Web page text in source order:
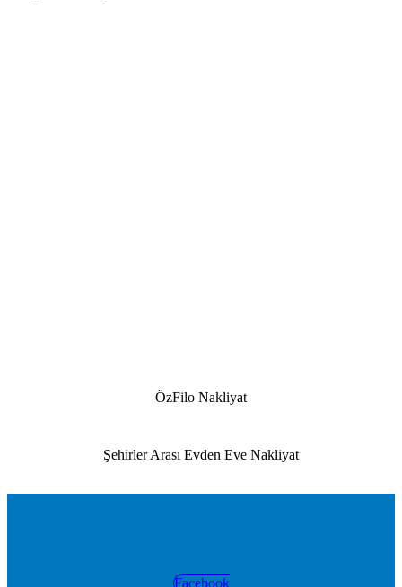
ÖzFilo Nakliyat
Şehirler Arası Evden Eve Nakliyat
Facebook